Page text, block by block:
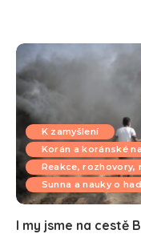
K zamyšlení
Korán a koránské
Reakce, rozhovory,
Sunna a nauky o
I my jsme na cestě